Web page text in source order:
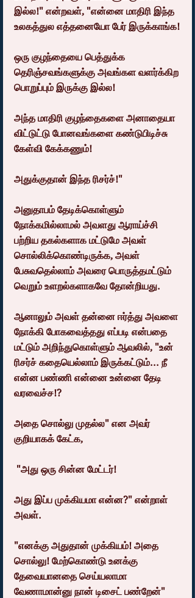
இல்ல!" என்றவள், "என்னை மாதிரி இந்த
உலகத்துல எத்தனையோ பேர் இருக்காங்க!
ஒரு குழந்தையை பெத்துக்க
தெரிஞ்சவங்களுக்கு அவங்கள வளர்க்கிற
பொறுப்பும் இருக்கு இல்ல!
அந்த மாதிரி குழந்தைகளை அனாதையா
விட்டுட்டு போனவங்களை கண்டுபிடிச்சு
கேள்வி கேக்கணும்!
அதுக்குதான் இந்த ரிசர்ச்!"
அனுதாபம் தேடிக்கொள்ளும்
நோக்கமில்லாமல் அவளது ஆராய்ச்சி
பற்றிய தகல்களாக மட்டுமே அவள்
சொல்லிக்கொண்டிருக்க, அவள்
பேசுவதெல்லாம் அவரை பொருத்தமட்டும்
வெறும் உளறல்களாகவே தோன்றியது.
ஆனாலும் அவள் தன்னை ஈர்த்து அவளை
நோக்கி போகவைத்தது எப்படி என்பதை
மட்டும் அறிந்துகொள்ளும் ஆவலில், "உன்
ரிசர்ச் கதையெல்லாம் இருக்கட்டும்... நீ
என்ன பண்ணி என்னை உன்னை தேடி
வரவைச்ச!?
அதை சொல்லு முதல்ல" என அவர்
குறியாகக் கேட்க,
"அது ஒரு சின்ன மேட்டர்!
அது இப்ப முக்கியமா என்ன?" என்றாள்
அவள்.
"எனக்கு அதுதான் முக்கியம்! அதை
சொல்லு! மேற்கொண்டு உனக்கு
தேவையானதை செய்யலாமா
வேணாமான்னு நான் டிசைட் பண்றேன்"